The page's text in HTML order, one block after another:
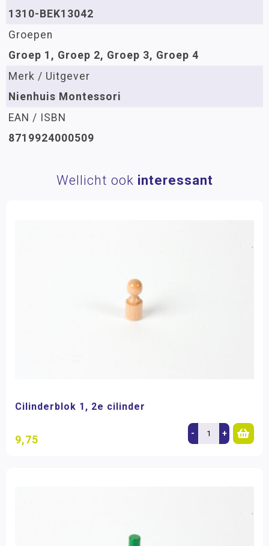
1310-BEK13042
Groepen
Groep 1, Groep 2, Groep 3, Groep 4
Merk / Uitgever
Nienhuis Montessori
EAN / ISBN
8719924000509
Wellicht ook interessant
Cilinderblok 1, 2e cilinder
9,75 - +